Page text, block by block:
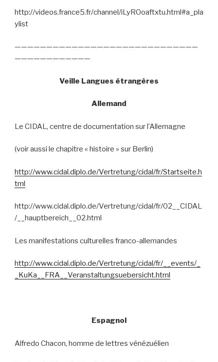
http://videos.france5.fr/channel/iLyROoaftxtu.html#a_pla
ylist
—————————————————————————————
————————————
Veille Langues étrangères
Allemand
Le CIDAL, centre de documentation sur l’Allemagne
(voir aussi le chapitre « histoire » sur Berlin)
http://www.cidal.diplo.de/Vertretung/cidal/fr/Startseite.h
tml
http://www.cidal.diplo.de/Vertretung/cidal/fr/02__CIDAL
/__hauptbereich__02.html
Les manifestations culturelles franco-allemandes
http://www.cidal.diplo.de/Vertretung/cidal/fr/__events/_
_KuKa__FRA__Veranstaltungsuebersicht.html
Espagnol
Alfredo Chacon, homme de lettres vénézuélien